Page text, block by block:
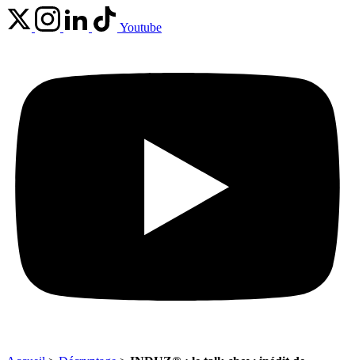
Youtube